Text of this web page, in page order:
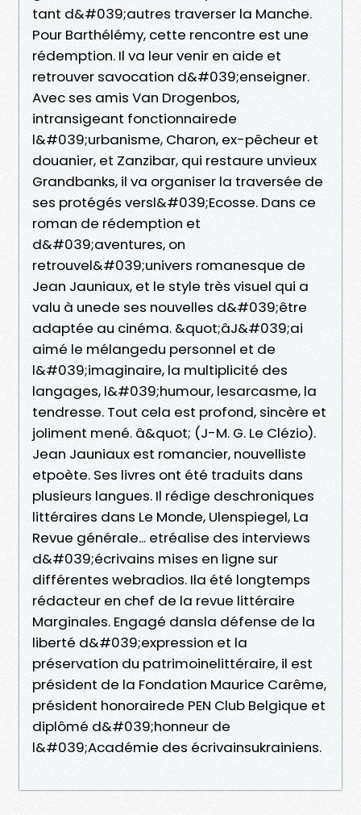
tant d&#039;autres traverser la Manche.
Pour Barthélémy, cette rencontre est une
rédemption. Il va leur venir en aide et
retrouver savocation d&#039;enseigner.
Avec ses amis Van Drogenbos,
intransigeant fonctionnairede
l&#039;urbanisme, Charon, ex-pêcheur et
douanier, et Zanzibar, qui restaure unvieux
Grandbanks, il va organiser la traversée de
ses protégés versl&#039;Ecosse. Dans ce
roman de rédemption et
d&#039;aventures, on
retrouvel&#039;univers romanesque de
Jean Jauniaux, et le style très visuel qui a
valu à unede ses nouvelles d&#039;être
adaptée au cinéma. &quot;âJ&#039;ai
aimé le mélangedu personnel et de
l&#039;imaginaire, la multiplicité des
langages, l&#039;humour, lesarcasme, la
tendresse. Tout cela est profond, sincère et
joliment mené. â&quot; (J-M. G. Le Clézio).
Jean Jauniaux est romancier, nouvelliste
etpoète. Ses livres ont été traduits dans
plusieurs langues. Il rédige deschroniques
littéraires dans Le Monde, Ulenspiegel, La
Revue générale... etréalise des interviews
d&#039;écrivains mises en ligne sur
différentes webradios. Ila été longtemps
rédacteur en chef de la revue littéraire
Marginales. Engagé dansla défense de la
liberté d&#039;expression et la
préservation du patrimoinelittéraire, il est
président de la Fondation Maurice Carême,
président honorairede PEN Club Belgique et
diplômé d&#039;honneur de
l&#039;Académie des écrivainsukrainiens.